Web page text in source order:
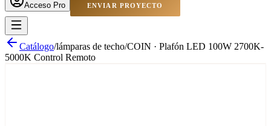
Acceso Pro ENVIAR PROYECTO
Catálogo/lámparas de techo/COIN · Plafón LED 100W 2700K-
5000K Control Remoto